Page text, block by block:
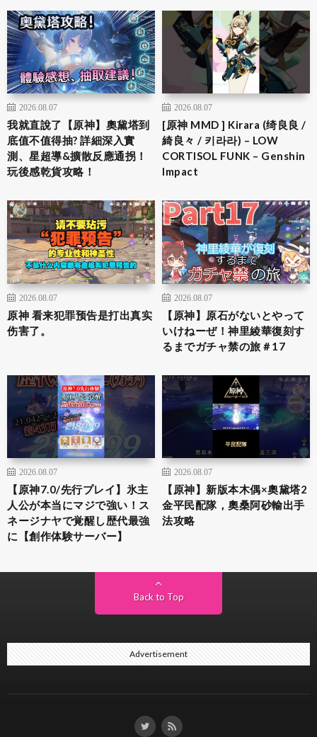
2026.08.07
我就直說了【原神】奧黛塔到
底值不值得抽? 詳細深入實
測、星超導&擴散反應通拐！
玩後感乾貨攻略！
2026.08.07
[原神 MMD ] Kirara (绮良良 /
綺良々 / 키라라) – LOW
CORTISOL FUNK – Genshin
Impact
2026.08.07
原神 看来犯罪预告是打出真实
伤害了。
2026.08.07
【原神】原石がないとやって
いけねーぜ！神里綾華復刻す
るまでガチャ禁の旅＃17
2026.08.07
【原神7.0/先行プレイ】氷主
人公が本当にマジで強い！ス
ネージナヤで覚醒し歴代最強
に【創作体験サーバー】
2026.08.07
【原神】新版本木偶×奧黛塔2
金平民配隊，奧桑阿砂輸出手
法攻略
Back to Top
Advertisement